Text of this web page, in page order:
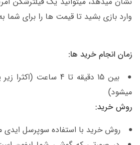
وارد بازی بشید تا قیمت ها را برای شما
زمان انجام خرید ها:
بین 15 دقیقه تا 4
میشود)
روش خرید:
روش خرید با استفاده سوپرسل ایدی